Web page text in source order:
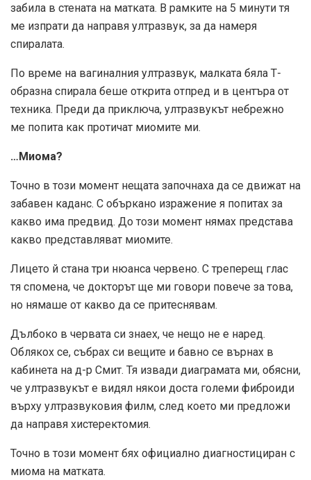
забила в стената на матката. В рамките на 5 минути тя
ме изпрати да направя ултразвук, за да намеря
спиралата.
По време на вагиналния ултразвук, малката бяла Т-
образна спирала беше открита отпред и в центъра от
техника. Преди да приключа, ултразвукът небрежно
ме попита как протичат миомите ми.
…Миома?
Точно в този момент нещата започнаха да се движат на
забавен каданс. С объркано изражение я попитах за
какво има предвид. До този момент нямах представа
какво представляват миомите.
Лицето й стана три нюанса червено. С треперещ глас
тя спомена, че докторът ще ми говори повече за това,
но нямаше от какво да се притеснявам.
Дълбоко в червата си знаех, че нещо не е наред.
Облякох се, събрах си вещите и бавно се върнах в
кабинета на д-р Смит. Тя извади диаграмата ми, обясни,
че ултразвукът е видял някои доста големи фиброиди
върху ултразвуковия филм, след което ми предложи
да направя хистеректомия.
Точно в този момент бях официално диагностициран с
миома на матката.